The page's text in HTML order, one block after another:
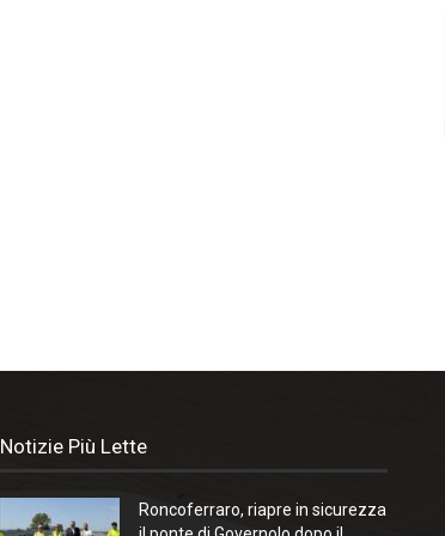
Notizie Più Lette
Roncoferraro, riapre in sicurezza